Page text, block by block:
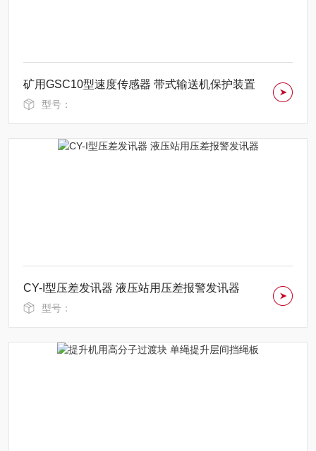
矿用GSC10型速度传感器 带式输送机保护装置
型号：
CY-I型压差发讯器 液压站用压差报警发讯器
型号：